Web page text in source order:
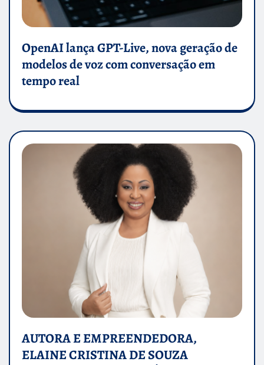
OpenAI lança GPT-Live, nova geração de
modelos de voz com conversação em
tempo real
AUTORA E EMPREENDEDORA,
ELAINE CRISTINA DE SOUZA